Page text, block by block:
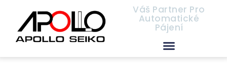
Váš Partner Pro
Automatické
Pájení